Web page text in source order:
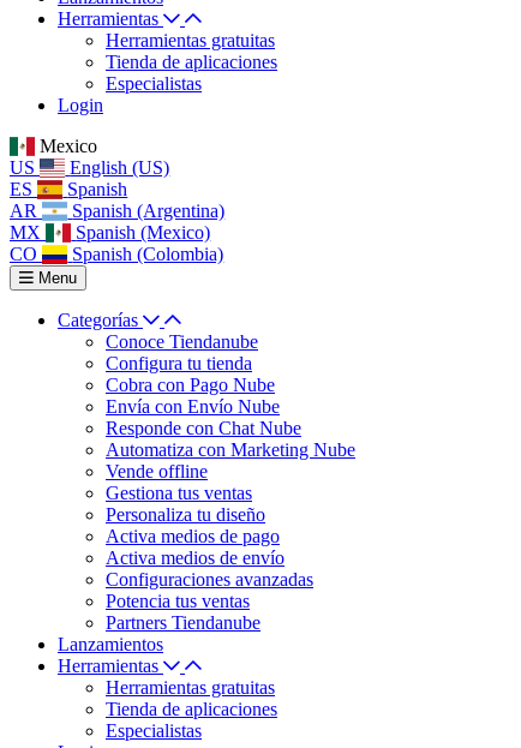
Herramientas
Herramientas gratuitas
Tienda de aplicaciones
Especialistas
Login
Mexico
US
English (US)
ES
Spanish
AR
Spanish (Argentina)
MX
Spanish (Mexico)
CO
Spanish (Colombia)
Menu
Categorías
Conoce Tiendanube
Configura tu tienda
Cobra con Pago Nube
Envía con Envío Nube
Responde con Chat Nube
Automatiza con Marketing Nube
Vende offline
Gestiona tus ventas
Personaliza tu diseño
Activa medios de pago
Activa medios de envío
Configuraciones avanzadas
Potencia tus ventas
Partners Tiendanube
Lanzamientos
Herramientas
Herramientas gratuitas
Tienda de aplicaciones
Especialistas